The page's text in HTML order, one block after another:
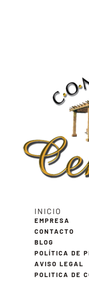
INICIO
EMPRESA
CONTACTO
BLOG
POLÍTICA DE
AVISO LEGAL
POLITICA DE